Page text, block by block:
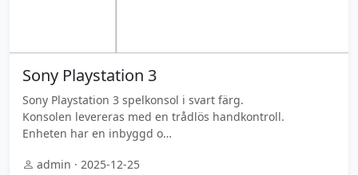
Sony Playstation 3
Sony Playstation 3 spelkonsol i svart färg.
Konsolen levereras med en trådlös handkontroll.
Enheten har en inbyggd o…
admin · 2025-12-25